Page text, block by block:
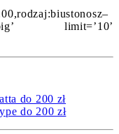
limit=’10’
do 200 zł
do 200 zł